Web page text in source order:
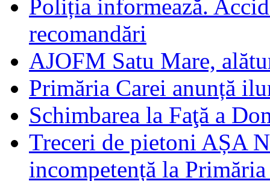
Poliția informează.
recomandări
AJOFM Satu Mare,
Primăria Carei anunță
Schimbarea la Faţă a
Treceri de pietoni AȘA
incompetență la